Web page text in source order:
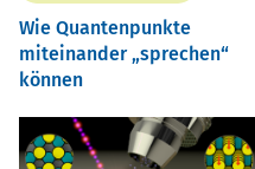
Wie Quantenpunkte
miteinander „sprechen“
können